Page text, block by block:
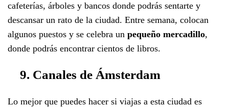
cafeterías, árboles y bancos donde podrás sentarte y
descansar un rato de la ciudad. Entre semana, colocan
algunos puestos y se celebra un pequeño mercadillo,
donde podrás encontrar cientos de libros.
9. Canales de Ámsterdam
Lo mejor que puedes hacer si viajas a esta ciudad es